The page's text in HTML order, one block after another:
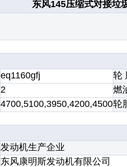
东风145压缩式对接垃
eq1160gfj 轮
2 燃
4700,5100,3950,4200,4500轮
发动机生产企业
东风康明斯发动机有限公司